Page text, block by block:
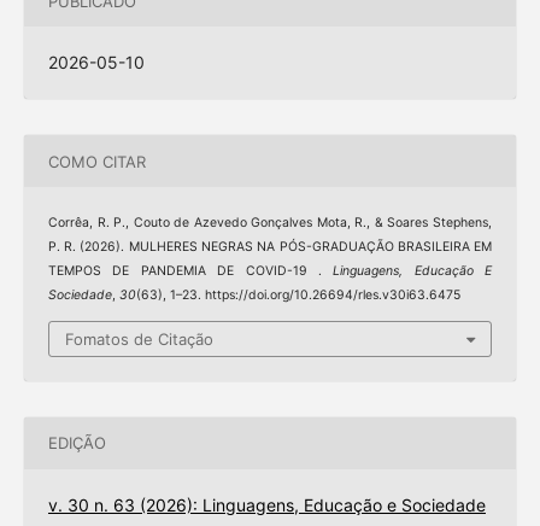
2026-05-10
COMO CITAR
Corrêa, R. P., Couto de Azevedo Gonçalves Mota, R., & Soares Stephens,
P. R. (2026). MULHERES NEGRAS NA PÓS-GRADUAÇÃO BRASILEIRA EM
TEMPOS DE PANDEMIA DE COVID-19 .Linguagens, Educação E
Sociedade, 30(63), 1–23. https://doi.org/10.26694/rles.v30i63.6475
Fomatos de Citação
EDIÇÃO
v. 30 n. 63 (2026): Linguagens, Educação e Sociedade